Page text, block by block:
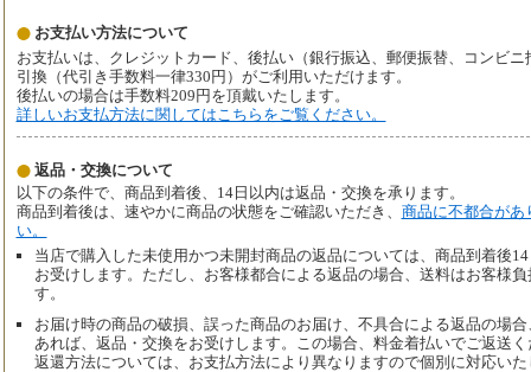
お支払い方法について
お支払いは、クレジットカード、後払い（銀行振込、郵便振替、コンビニ
引換（代引き手数料一律330円）がご利用いただけます。
後払いの場合は手数料209円を頂戴いたします。
詳しいお支払方法に関してはこちらをご覧ください。
返品・交換について
以下の条件で、商品到着後、14日以内は返品・交換を承ります。
商品到着後は、速やかに商品の状態をご確認いただき、 商品に不都合があ
い。
当店で購入した未使用かつ未開封商品の返品については、商品到着後
お受けします。ただし、お客様都合による返品の場合、送料はお客様
す。
お届け時の商品の破損、誤った商品のお届け、不具合による返品の場
あれば、返品・交換をお受けします。この場合、料金着払いでご返送
返還方法については、お支払方法により異なりますので個別に対応いた